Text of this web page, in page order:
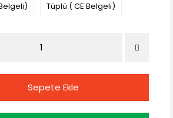
Tüplü ( CE Belgeli)
Sepete Ekle